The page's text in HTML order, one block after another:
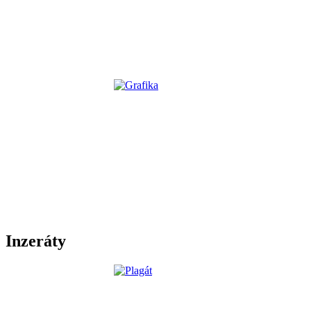
Inzeráty